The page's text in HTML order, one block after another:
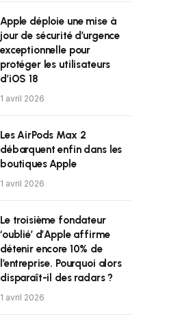
Apple déploie une mise à
jour de sécurité d’urgence
exceptionnelle pour
protéger les utilisateurs
d’iOS 18
1 avril 2026
Les AirPods Max 2
débarquent enfin dans les
boutiques Apple
1 avril 2026
Le troisième fondateur
‘oublié’ d’Apple affirme
détenir encore 10% de
l’entreprise. Pourquoi alors
disparaît-il des radars ?
1 avril 2026